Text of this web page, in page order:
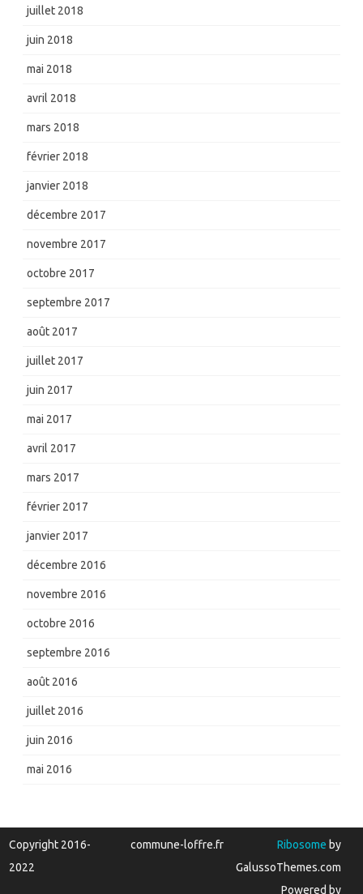
juillet 2018
juin 2018
mai 2018
avril 2018
mars 2018
février 2018
janvier 2018
décembre 2017
novembre 2017
octobre 2017
septembre 2017
août 2017
juillet 2017
juin 2017
mai 2017
avril 2017
mars 2017
février 2017
janvier 2017
décembre 2016
novembre 2016
octobre 2016
septembre 2016
août 2016
juillet 2016
juin 2016
mai 2016
Copyright 2016-
2022
commune-loffre.fr Ribosome by
GalussoThemes.com
Powered by